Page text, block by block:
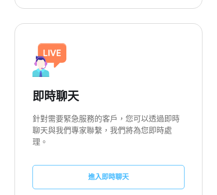
即時聊天
針對需要緊急服務的客戶，您可以透過即時
聊天與我們專家聯繫，我們將為您即時處
理。
進入即時聊天